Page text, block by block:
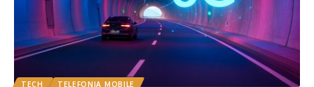
TECH TELEFONIA MOBILE